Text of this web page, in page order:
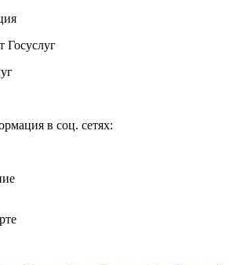
Госуслуг
в соц. сетях: